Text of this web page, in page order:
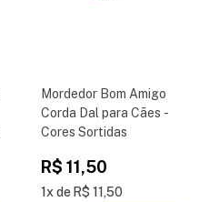
Mordedor Bom Amigo
Corda Dal para Cães -
Cores Sortidas
R$ 11 ,50
1 R$ 11 ,50